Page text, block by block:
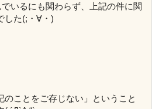
いるにも関わらず、上記の件に関
した(;・∀・)
のことをご存じない」ということ